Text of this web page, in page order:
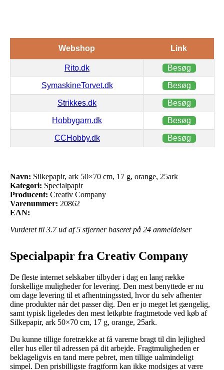
Webshop Link
Rito.dk Besøg
SymaskineTorvet.dk Besøg
Strikkes.dk Besøg
Hobbygarn.dk Besøg
CCHobby.dk Besøg
Navn: Silkepapir, ark 50×70 cm, 17 g, orange, 25ark
Kategori: Specialpapir
Producent: Creativ Company
Varenummer: 20862
EAN:
Vurderet til 3.7ud af 5 stjerner baseret på 24 anmeldelser
Specialpapir fra Creativ Company
De fleste internet selskaber tilbyder i dag en lang række
forskellige muligheder for levering. Den mest benyttede er nu
om dage levering til et afhentningssted, hvor du selv afhenter
dine produkter når det passer dig. Den er jo meget let gængelig,
samt typisk ligeledes den mest letkøbte fragtmetode ved køb af
Silkepapir, ark 50×70 cm, 17 g, orange, 25ark.
Du kunne tillige foretrække at få varerne bragt til din lejlighed
eller hus eller til adressen på dit arbejde. Fragtmuligheden er
beklageligvis en tand mere pebret, men tillige ualmindeligt
simpel. Den prisbilligste fragtform kan ikke modsiges at være